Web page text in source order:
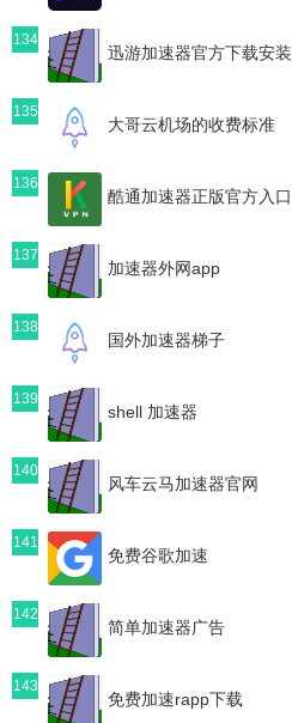
134
迅游加速器官方下载安装
135
大哥云机场的收费标准
136
酷通加速器正版官方入口
137
加速器外网app
138
国外加速器梯子
139
shell 加速器
140
风车云马加速器官网
141
免费谷歌加速
142
简单加速器广告
143
免费加速rapp下载